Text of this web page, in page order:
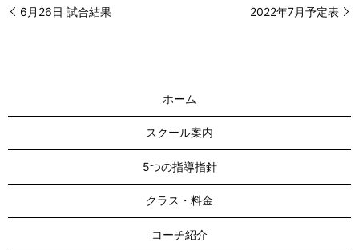
6月26日 試合結果 2022年7月予定表
ホーム
スクール案内
5つの指導指針
クラス・料金
コーチ紹介